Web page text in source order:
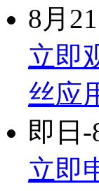
8月
立即
丝应
即日-
立即